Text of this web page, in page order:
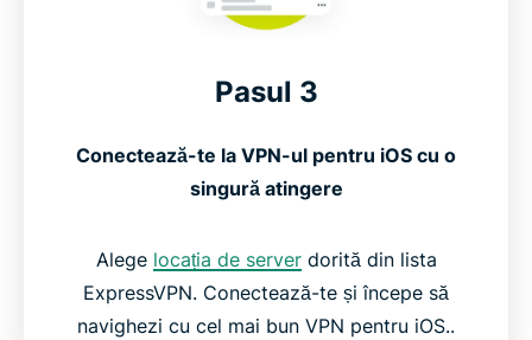
Pasul 3
Conectează-te la VPN-ul pentru iOS cu o
singură atingere
Alege locația de serverdorită din lista
ExpressVPN. Conectează-te și începe să
navighezi cu cel mai bun VPN pentru iOS..